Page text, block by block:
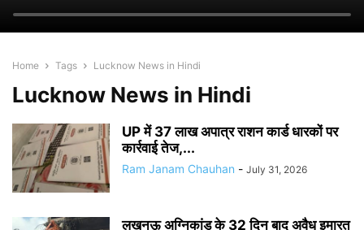
Home Tags Lucknow News in Hindi
Lucknow News in Hindi
UP में 37 लाख अपात्र राशन कार्ड धारकों पर
कार्रवाई तेज,...
Ram Janam Chauhan - July 31, 2026
लखनऊ अग्निकांड के 32 दिन बाद अवैध इमारत